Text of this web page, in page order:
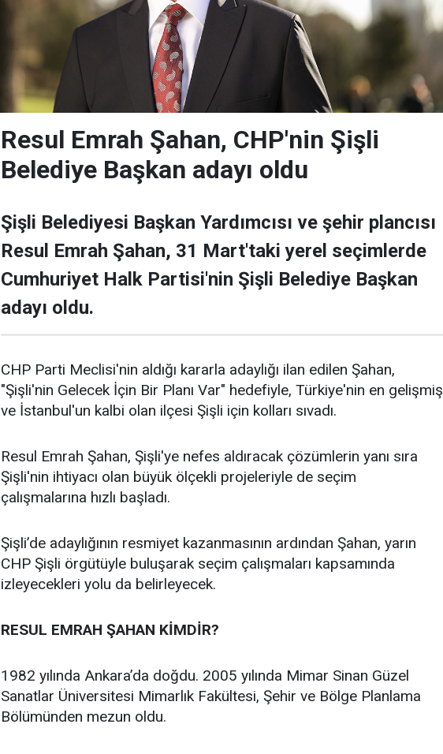
Resul Emrah Şahan, CHP'nin Şişli
Belediye Başkan adayı oldu
Şişli Belediyesi Başkan Yardımcısı ve şehir plancısı
Resul Emrah Şahan, 31 Mart'taki yerel seçimlerde
Cumhuriyet Halk Partisi'nin Şişli Belediye Başkan
adayı oldu.
CHP Parti Meclisi'nin aldığı kararla adaylığı ilan edilen Şahan,
"Şişli'nin Gelecek İçin Bir Planı Var" hedefiyle, Türkiye'nin en gelişmiş
ve İstanbul'un kalbi olan ilçesi Şişli için kolları sıvadı.
Resul Emrah Şahan, Şişli'ye nefes aldıracak çözümlerin yanı sıra
Şişli'nin ihtiyacı olan büyük ölçekli projeleriyle de seçim
çalışmalarına hızlı başladı.
Şişli’de adaylığının resmiyet kazanmasının ardından Şahan, yarın
CHP Şişli örgütüyle buluşarak seçim çalışmaları kapsamında
izleyecekleri yolu da belirleyecek.
RESUL EMRAH ŞAHAN KİMDİR?
1982 yılında Ankara’da doğdu. 2005 yılında Mimar Sinan Güzel
Sanatlar Üniversitesi Mimarlık Fakültesi, Şehir ve Bölge Planlama
Bölümünden mezun oldu.